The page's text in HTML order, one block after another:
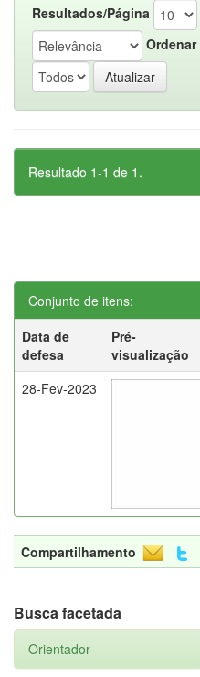
Resultados/Página
Ordenar
Resultado 1-1 de 1.
Conjunto de itens:
Data de
defesa
Pré-
visualização
28-Fev-2023
Compartilhamento
Busca facetada
Orientador